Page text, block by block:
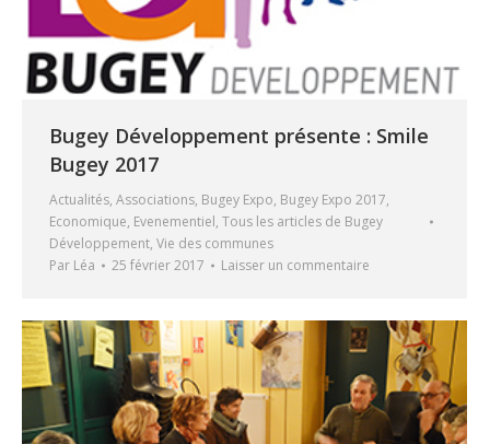
Bugey Développement présente : Smile
Bugey 2017
Actualités, Associations, Bugey Expo, Bugey Expo 2017,
Economique, Evenementiel, Tous les articles de Bugey
Développement, Vie des communes
Par Léa 25 février 2017 Laisser un commentaire